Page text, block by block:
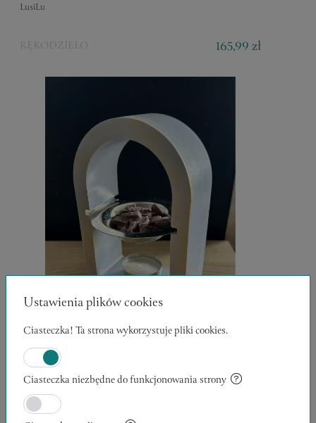
LusiLu
RĘKODZIEŁO 165,99 zł
KOMINEK Z TALERZEM NA WOSK
ZAPACHOWY
LusiLu
Ustawienia plików cookies
Ciasteczka! Ta strona wykorzystuje pliki cookies.
Ciasteczka niezbędne do funkcjonowania strony